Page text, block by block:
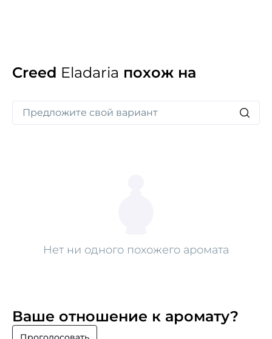
Creed Eladaria похож на
Нет ни одного похожего аромата
Ваше отношение к аромату?